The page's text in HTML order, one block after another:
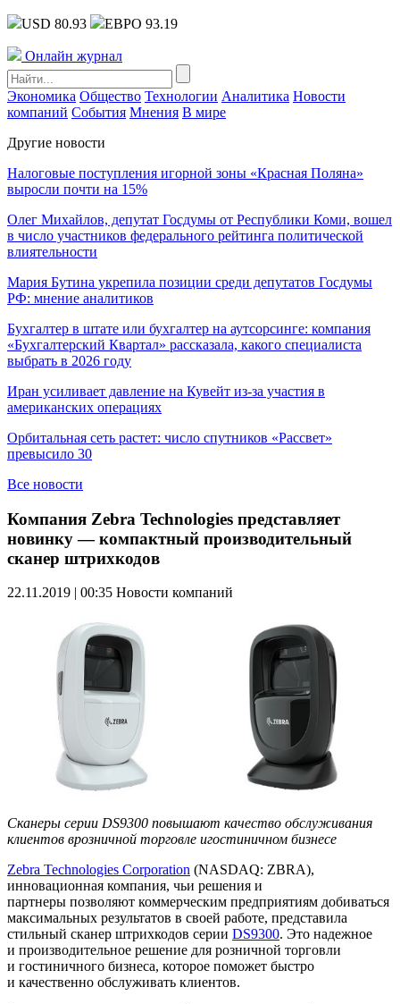
USD 80.93 ЕВРО 93.19
Онлайн журнал
Экономика Общество Технологии Аналитика Новости
компаний События Мнения В мире
Другие новости
Налоговые поступления игорной зоны «Красная Поляна»
выросли почти на 15%
Олег Михайлов, депутат Госдумы от Республики Коми, вошел
в число участников федерального рейтинга политической
влиятельности
Мария Бутина укрепила позиции среди депутатов Госдумы
РФ: мнение аналитиков
Бухгалтер в штате или бухгалтер на аутсорсинге: компания
«Бухгалтерский Квартал» рассказала, какого специалиста
выбрать в 2026 году
Иран усиливает давление на Кувейт из-за участия в
американских операциях
Орбитальная сеть растет: число спутников «Рассвет»
превысило 30
Все новости
Компания Zebra Technologies представляет
новинку — компактный производительный
сканер штрихкодов
22.11.2019 | 00:35 Новости компаний
Сканеры серии DS9300 повышают качество обслуживания
клиентов врозничной торговле игостиничном бизнесе
Zebra Technologies Corporation (NASDAQ: ZBRA),
инновационная компания, чьи решения и
партнеры позволяют коммерческим предприятиям добиваться
максимальных результатов в своей работе, представила
стильный сканер штрихкодов серии DS9300. Это надежное
и производительное решение для розничной торговли
и гостиничного бизнеса, которое поможет быстро
и качественно обслуживать клиентов.